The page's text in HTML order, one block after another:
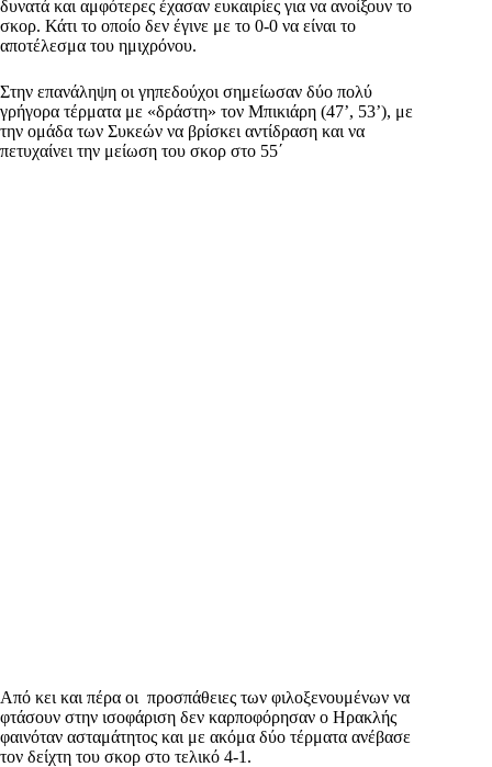
δυνατά και αμφότερες έχασαν ευκαιρίες για να ανοίξουν το
σκορ. Κάτι το οποίο δεν έγινε με το 0-0 να είναι το
αποτέλεσμα του ημιχρόνου.
Στην επανάληψη οι γηπεδούχοι σημείωσαν δύο πολύ
γρήγορα τέρματα με «δράστη» τον Μπικιάρη (47’, 53’), με
την ομάδα των Συκεών να βρίσκει αντίδραση και να
πετυχαίνει την μείωση του σκορ στο 55΄
Από κει και πέρα οι προσπάθειες των φιλοξενουμένων να
φτάσουν στην ισοφάριση δεν καρποφόρησαν ο Ηρακλής
φαινόταν ασταμάτητος και με ακόμα δύο τέρματα ανέβασε
τον δείχτη του σκορ στο τελικό 4-1.